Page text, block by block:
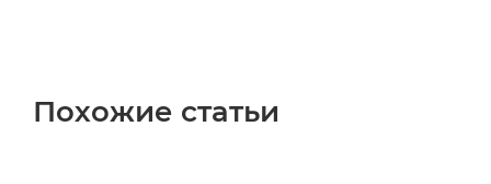
Похожие статьи